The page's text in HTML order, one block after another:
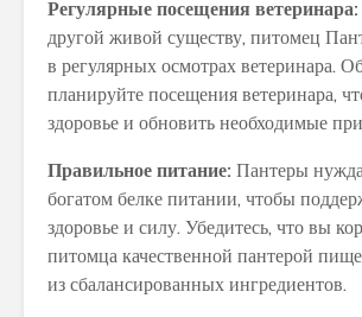
Регулярные посещения ветеринара:
другой живой существу, питомец
в регулярных осмотрах ветеринара.
планируйте посещения ветеринара,
здоровье и обновить необходимые
Правильное питание: Пантеры
богатом белке питании, чтобы
здоровье и силу. Убедитесь, что вы
питомца качественной пантерой
из сбалансированных ингредиентов.